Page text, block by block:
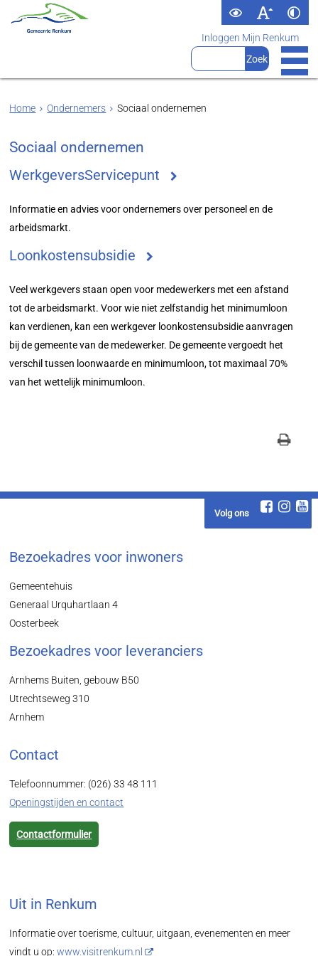
Inloggen Mijn Renkum
Home Ondernemers Sociaal ondernemen
Sociaal ondernemen
WerkgeversServicepunt
Informatie en advies voor ondernemers over personeel en de
arbeidsmarkt.
Loonkostensubsidie
Veel werkgevers staan open voor medewerkers met een afstand
tot de arbeidsmarkt. Voor wie niet zelfstandig het minimumloon
kan verdienen, kan een werkgever loonkostensubsidie aanvragen
bij de gemeente van de medewerker. De gemeente vergoedt het
verschil tussen loonwaarde en minimumloon, tot maximaal 70%
van het wettelijk minimumloon.
Volg ons
Bezoekadres voor inwoners
Gemeentehuis
Generaal Urquhartlaan 4
Oosterbeek
Bezoekadres voor leveranciers
Arnhems Buiten, gebouw B50
Utrechtseweg 310
Arnhem
Contact
Telefoonnummer: (026) 33 48 111
Openingstijden en contact
Contactformulier
Uit in Renkum
Informatie over toerisme, cultuur, uitgaan, evenementen en meer
vindt u op:www.visitrenkum.nl